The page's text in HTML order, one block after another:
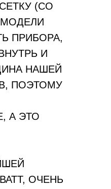
(СО
МОДЕЛИ
ПРИБОРА,
И
НАШЕЙ
ПОЭТОМУ
А ЭТО
ОЧЕНЬ